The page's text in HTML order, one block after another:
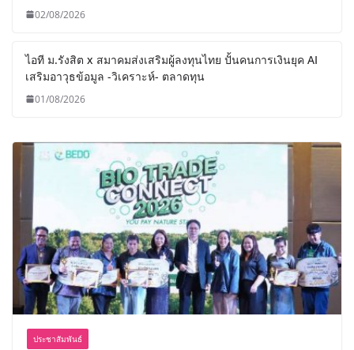
02/08/2026
ไอที ม.รังสิต x สมาคมส่งเสริมผู้ลงทุนไทย ปั้นคนการเงินยุค AI
เสริมอาวุธข้อมูล -วิเคราะห์- ตลาดทุน
01/08/2026
ประชาสัมพันธ์